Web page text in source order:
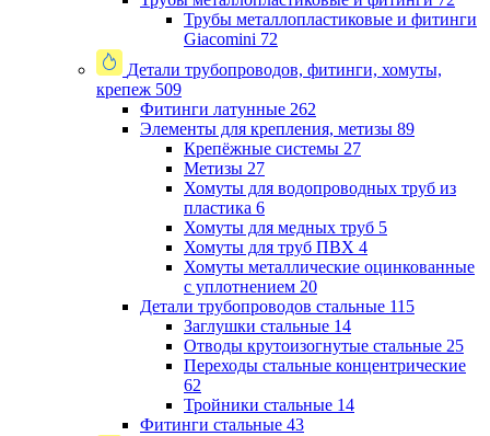
Трубы металлопластиковые и фитинги
Giacomini 72
Детали трубопроводов, фитинги, хомуты,
крепеж 509
Фитинги латунные 262
Элементы для крепления, метизы 89
Крепёжные системы 27
Метизы 27
Хомуты для водопроводных труб из
пластика 6
Хомуты для медных труб 5
Хомуты для труб ПВХ 4
Хомуты металлические оцинкованные
с уплотнением 20
Детали трубопроводов стальные 115
Заглушки стальные 14
Отводы крутоизогнутые стальные 25
Переходы стальные концентрические
62
Тройники стальные 14
Фитинги стальные 43